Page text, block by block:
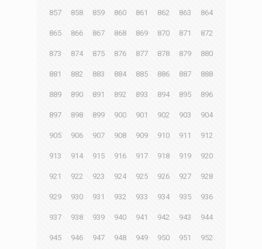
857 858 859 860 861 862 863 864
865 866 867 868 869 870 871 872
873 874 875 876 877 878 879 880
881 882 883 884 885 886 887 888
889 890 891 892 893 894 895 896
897 898 899 900 901 902 903 904
905 906 907 908 909 910 911 912
913 914 915 916 917 918 919 920
921 922 923 924 925 926 927 928
929 930 931 932 933 934 935 936
937 938 939 940 941 942 943 944
945 946 947 948 949 950 951 952